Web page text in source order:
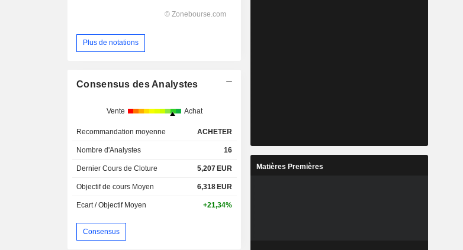
Plus de notations
Consensus des Analystes
Vente Achat
Recommandation moyenne ACHETER
Nombre d'Analystes 16
Dernier Cours de Cloture 5,207 EUR
Objectif de cours Moyen 6,318 EUR
Ecart / Objectif Moyen +21,34%
Consensus
Matières Premières